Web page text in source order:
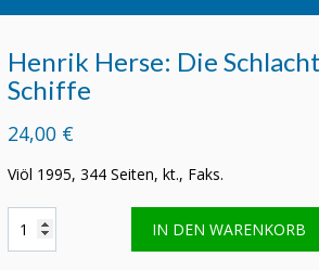
Henrik Herse: Die
Schiffe
24,00 €
Viöl 1995, 344 Seiten, kt., Faks.
Herse:
IN DEN WARENKORB